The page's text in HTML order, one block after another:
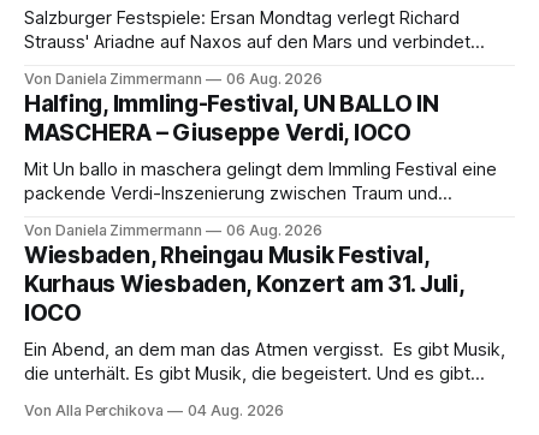
Salzburger Festspiele: Ersan Mondtag verlegt Richard
Strauss' Ariadne auf Naxos auf den Mars und verbindet
Aufführung mit starken Solisten und den Wiener
Philharmonikern, szenisch bleibt der zweite Akt jedoch
hinter den Erwartungen zurück.
Von Daniela Zimmermann 06 Aug. 2026
Halfing, Immling-Festival, UN BALLO IN
MASCHERA – Giuseppe Verdi, IOCO
Mit Un ballo in maschera gelingt dem Immling Festival eine
packende Verdi-Inszenierung zwischen Traum und
psychologische Tiefe mit starken Bildern, getragen von
einem spielfreudigen Ensemble und einer musikalisch
überzeugenden Gesamtleistung.
Von Daniela Zimmermann 06 Aug. 2026
Wiesbaden, Rheingau Musik Festival,
Kurhaus Wiesbaden, Konzert am 31. Juli,
IOCO
Ein Abend, an dem man das Atmen vergisst. Es gibt Musik,
die unterhält. Es gibt Musik, die begeistert. Und es gibt
Genau so war der Abend im Kurhaus Wiesbaden, an dem
Von Alla Perchikova 04 Aug. 2026